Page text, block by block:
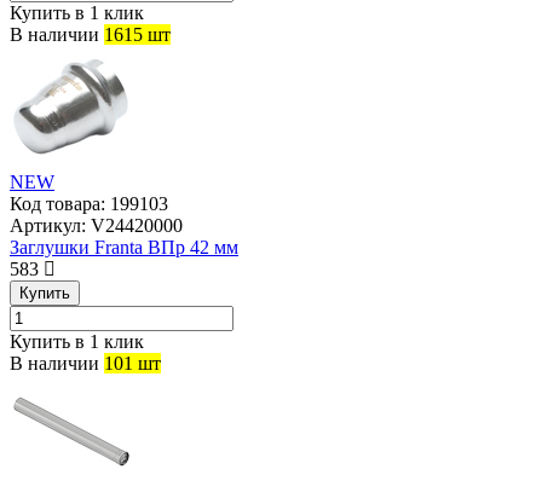
Купить в 1 клик
В наличии 1615 шт
NEW
Код товара: 199103
Артикул: V24420000
Заглушки Franta ВПр 42 мм
583
Купить
Купить в 1 клик
В наличии 101 шт